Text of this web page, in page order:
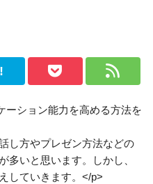
ーション能力を高める方法を
し方やプレゼン方法などの
多いと思います。しかし、
していきます。</p>